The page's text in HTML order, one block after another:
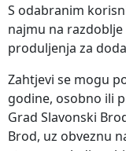
S odabranim
najmu na
produljenja za
Zahtjevi se mogu
godine, osobno ili
Grad Slavonski
Brod, uz obveznu